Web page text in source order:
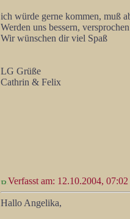
ich würde gerne kommen, muß
Werden uns bessern, versprochen
Wir wünschen dir viel Spaß
LG Grüße
Cathrin & Felix
Verfasst am: 12.10.2004, 07:02
Hallo Angelika,